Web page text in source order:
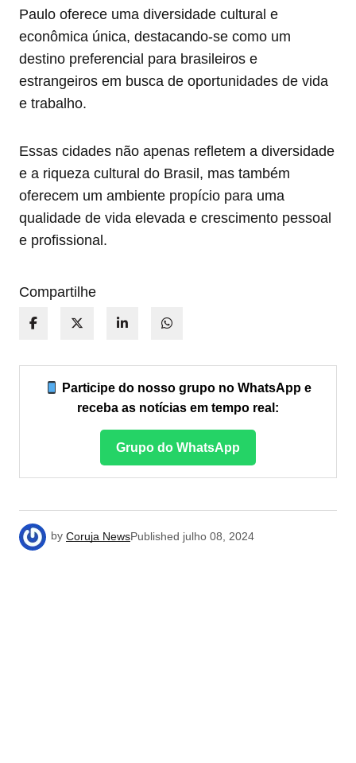
Paulo oferece uma diversidade cultural e
econômica única, destacando-se como um
destino preferencial para brasileiros e
estrangeiros em busca de oportunidades de vida
e trabalho.
Essas cidades não apenas refletem a diversidade
e a riqueza cultural do Brasil, mas também
oferecem um ambiente propício para uma
qualidade de vida elevada e crescimento pessoal
e profissional.
Compartilhe
Participe do nosso grupo no WhatsApp e
receba as notícias em tempo real:
Grupo do WhatsApp
by Coruja NewsPublished julho 08, 2024